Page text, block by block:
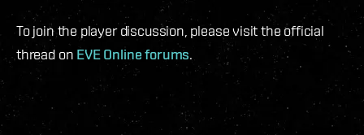
To join the player discussion, please visit the official
thread on EVE Online forums.